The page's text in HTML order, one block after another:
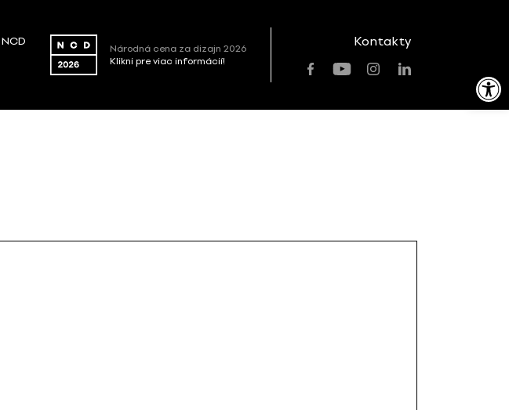
Open toolbar
NCD
Národná cena za dizajn 2026
Klikni pre viac informácií!
Kontakty